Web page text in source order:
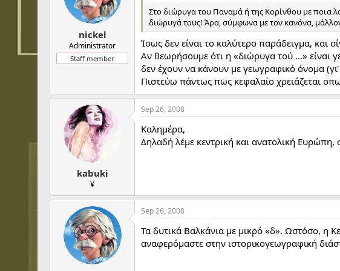
r
e
nickel
Administrator
Staff member
Στο διώρυγα του Παναμά ή της Κορίνθου με ποια
διώρυγά τους! Άρα, σύμφωνα με τον κανόνα,
Ίσως δεν είναι το καλύτερο παράδειγμα, και
Αν θεωρήσουμε ότι η «διώρυγα τού ...» είναι
δεν έχουν να κάνουν με γεωγραφικό όνομα
Πιστεύω πάντως πως κεφαλαίο χρειάζεται
kabuki
¥
Sep 26, 2008
Καλημέρα,
Δηλαδή λέμε κεντρική και ανατολική
Sep 26, 2008
Τα δυτικά Βαλκάνια με μικρό «δ». Ωστόσο, η
αναφερόμαστε στην ιστορικογεωγραφική